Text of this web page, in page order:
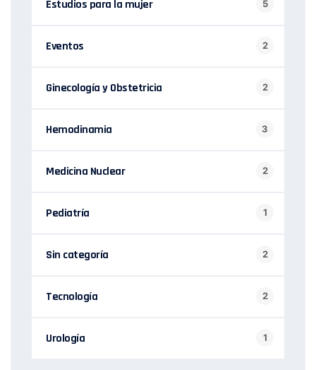
Estudios para la mujer 5
Eventos 2
Ginecología y Obstetricia 2
Hemodinamia 3
Medicina Nuclear 2
Pediatría 1
Sin categoría 2
Tecnología 2
Urología 1